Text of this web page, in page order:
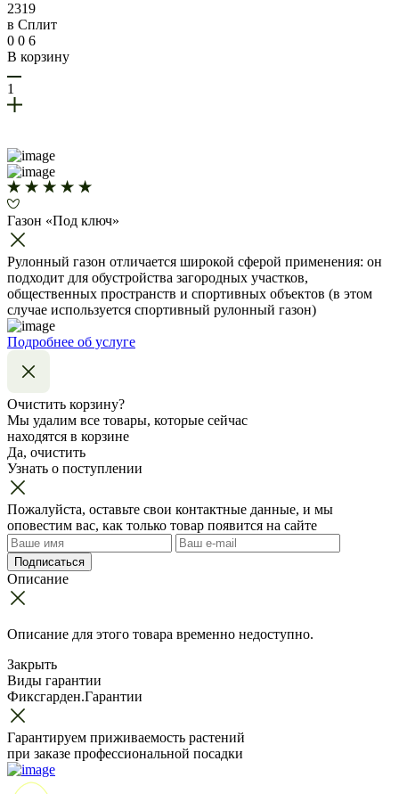
2319
в Сплит
0 0 6
В корзину
1
Газон «Под ключ»
Рулонный газон отличается широкой сферой применения: он
подходит для обустройства загородных участков,
общественных пространств и спортивных объектов (в этом
случае используется спортивный рулонный газон)
Подробнее об услуге
Очистить корзину?
Мы удалим все товары, которые сейчас
находятся в корзине
Да, очистить
Узнать о поступлении
Пожалуйста, оставьте свои контактные данные, и мы
оповестим вас, как только товар появится на сайте
Подписаться
Описание
Описание для этого товара временно недоступно.
Закрыть
Виды гарантии
Фиксгарден.Гарантии
Гарантируем приживаемость растений
при заказе профессиональной посадки